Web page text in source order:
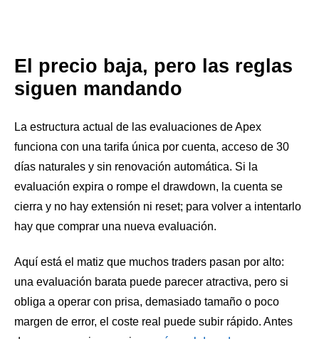
El precio baja, pero las reglas
siguen mandando
La estructura actual de las evaluaciones de Apex
funciona con una tarifa única por cuenta, acceso de 30
días naturales y sin renovación automática. Si la
evaluación expira o rompe el drawdown, la cuenta se
cierra y no hay extensión ni reset; para volver a intentarlo
hay que comprar una nueva evaluación.
Aquí está el matiz que muchos traders pasan por alto:
una evaluación barata puede parecer atractiva, pero si
obliga a operar con prisa, demasiado tamaño o poco
margen de error, el coste real puede subir rápido. Antes